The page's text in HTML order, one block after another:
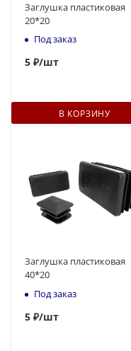
Заглушка пластиковая
20*20
Под заказ
5 ₽/шт
В КОРЗИНУ
Заглушка пластиковая
40*20
Под заказ
5 ₽/шт